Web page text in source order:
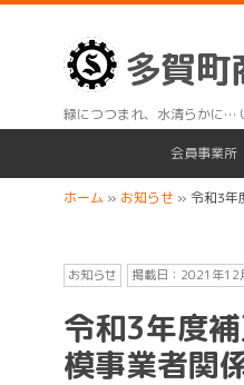
多賀町
緑につつまれ、水清らかに…
会員事業所
ホーム » お知らせ » 令和3年
お知らせ 掲載日： 2021年12
令和3年度
模事業者関